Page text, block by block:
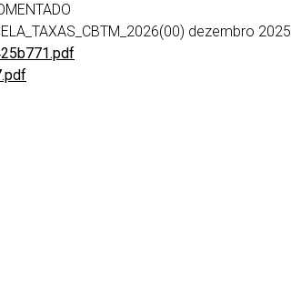
dezembro 2025